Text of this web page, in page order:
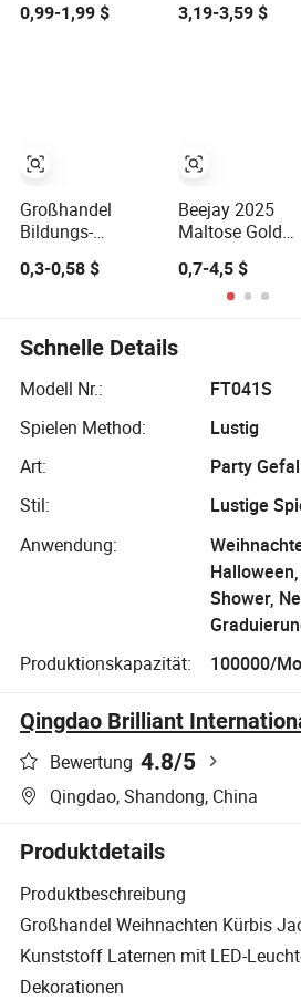
Spielzeugproduktion
0,99-1,99 $
Großhandel
Bildungs-
Mädchen Kinder
Säuglinge
beliebte
Spielzeuge
Material DIY
Kinder
0,3-0,58 $
Interaktiver
3,19-3,59 $
Beejay 2025
Maltose Gold
Glücklich
Decompression
Fidget Squishy
Angstlindernde
0,7-4,5 $
Schnelle Details
Modell Nr.:
FT041S
Spielen Method:
Lustig
Art:
Party
Stil:
Lustige
Anwendung:
Shower,
Produktionskapazität:
100000/
Qingdao Brilliant
Bewertung 4.8/5
Qingdao, Shandong, China
Produktdetails
Produktbeschreibung
Großhandel Weihnachten Kürbis
Kunststoff Laternen mit LED-
Dekorationen